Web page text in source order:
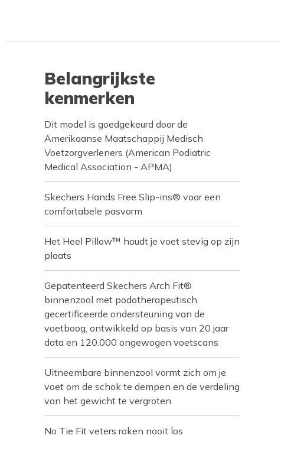
Belangrijkste
kenmerken
Dit model is goedgekeurd door de
Amerikaanse Maatschappij Medisch
Voetzorgverleners (American Podiatric
Medical Association - APMA)
Skechers Hands Free Slip-ins® voor een
comfortabele pasvorm
Het Heel Pillow™ houdt je voet stevig op zijn
plaats
Gepatenteerd Skechers Arch Fit®
binnenzool met podotherapeutisch
gecertificeerde ondersteuning van de
voetboog, ontwikkeld op basis van 20 jaar
data en 120.000 ongewogen voetscans
Uitneembare binnenzool vormt zich om je
voet om de schok te dempen en de verdeling
van het gewicht te vergroten
No Tie Fit veters raken nooit los